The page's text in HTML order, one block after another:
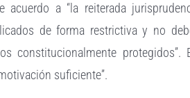
a “la reiterada
de forma restrictiva y no
constitucionalmente
suficiente”.